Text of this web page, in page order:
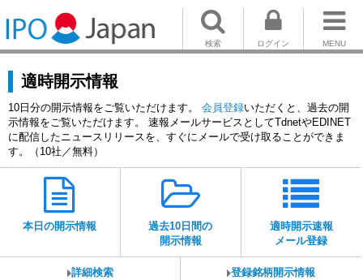
MENU
ログイン
検索
適時開示情報
10日分の開示情報をご覧いただけます。 会員登録いただくと、過去の開
示情報をご覧いただけます。 速報メールサービスとしてTdnetやEDINET
に配信したニュースリリースを、すぐにメールで受け取ることができま
す。（10社／無料）
本日の開示情報
過去10日間の
開示情報
適時開示速報
メール登録
詳細検索 登録銘柄開示情報